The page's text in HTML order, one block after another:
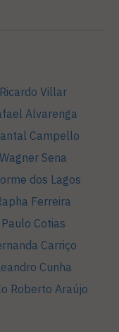
Ricardo Villar
Alvarenga
Campello
Wagner Sena
dos Lagos
Ferreira
Paulo Cotias
Carriço
Cunha
Roberto Araújo